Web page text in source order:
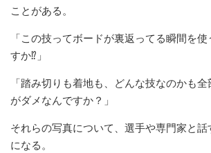
ことがある。
「この技ってボードが裏返ってる瞬間を
すか⁉︎」
「踏み切りも着地も、どんな技なのかも
がダメなんですか？」
それらの写真について、選手や専門家と
になる。